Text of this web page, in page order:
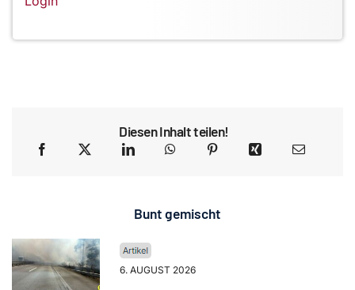
Diesen Inhalt teilen!
Bunt gemischt
6. AUGUST 2026